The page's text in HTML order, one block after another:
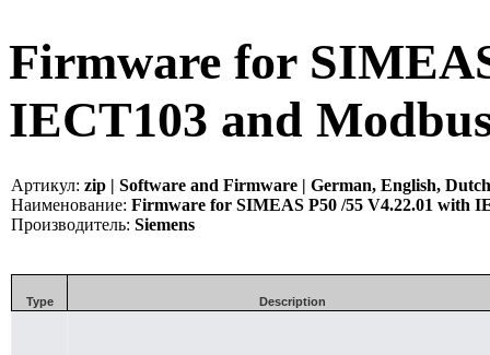
Firmware for
IECT103 and
Артикул: zip | Software and Firmware | German, English,
Наименование: Firmware for SIMEAS P50 /55 V4.22.01 with
Производитель: Siemens
Type Description